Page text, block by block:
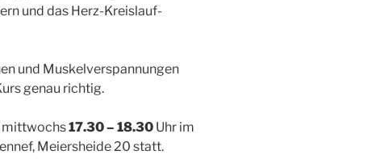
und das Herz-Kreislauf-
und Muskelverspannungen
genau richtig.
mittwochs17.30 – 18.30Uhr im
Meiersheide 20 statt.